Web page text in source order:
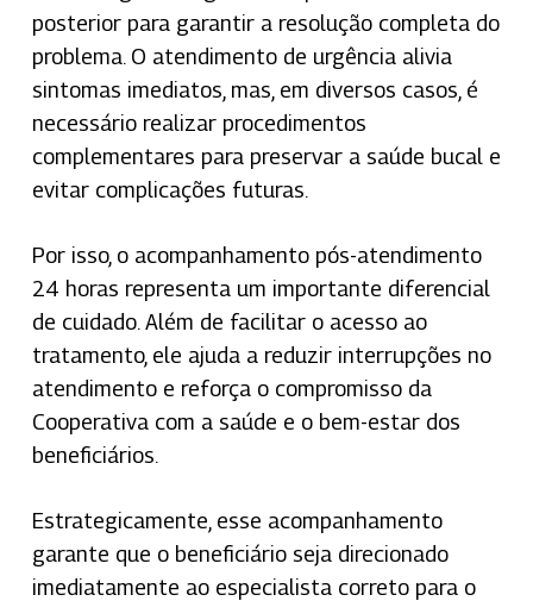
posterior para garantir a resolução completa do
problema. O atendimento de urgência alivia
sintomas imediatos, mas, em diversos casos, é
necessário realizar procedimentos
complementares para preservar a saúde bucal e
evitar complicações futuras.
Por isso, o acompanhamento pós-atendimento
24 horas representa um importante diferencial
de cuidado. Além de facilitar o acesso ao
tratamento, ele ajuda a reduzir interrupções no
atendimento e reforça o compromisso da
Cooperativa com a saúde e o bem-estar dos
beneficiários.
Estrategicamente, esse acompanhamento
garante que o beneficiário seja direcionado
imediatamente ao especialista correto para o